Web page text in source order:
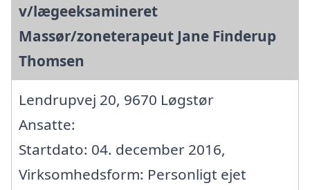
v/lægeeksamineret
Massør/zoneterapeut Jane Finderup
Thomsen
Lendrupvej 20, 9670 Løgstør
Ansatte:
Startdato: 04. december 2016,
Virksomhedsform: Personligt ejet